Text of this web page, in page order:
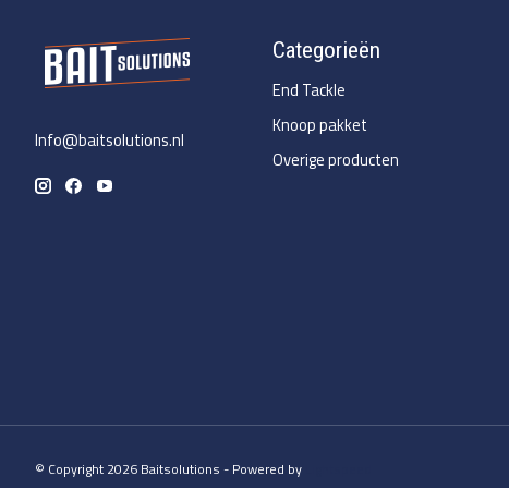
Info@baitsolutions.nl
Categorieën
End Tackle
Knoop pakket
Overige producten
© Copyright 2026 Baitsolutions - Powered by